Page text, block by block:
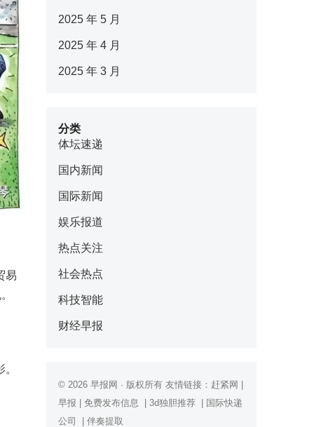
易
2025 年 5 月
2025 年 4 月
2025 年 3 月
分类
体坛速递
国内新闻
国际新闻
娱乐报道
热点关注
社会热点
科技智能
财经早报
© 2026 早报网 · 版权所有 友情链接： 赶紧网
早报
免费发布信息 3d独胆推荐
国际快递
公司
伴奏提取